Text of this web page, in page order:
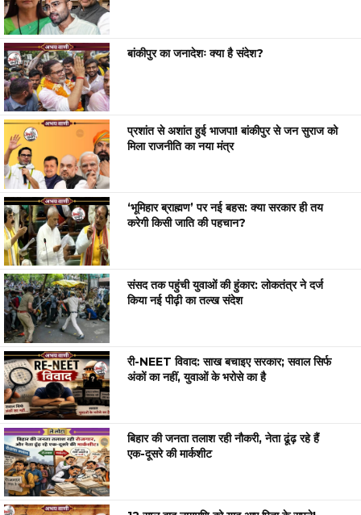
बांकीपुर का जनादेशः क्या है संदेश?
प्रशांत से अशांत हुई भाजपा! बांकीपुर से जन सुराज को
मिला राजनीति का नया मंत्र
‘भूमिहार ब्राह्मण’ पर नई बहस: क्या सरकार ही तय
करेगी किसी जाति की पहचान?
संसद तक पहुंची युवाओं की हुंकार: लोकतंत्र ने दर्ज
किया नई पीढ़ी का तल्ख संदेश
री-NEET विवाद: साख बचाइए सरकार; सवाल सिर्फ
अंकों का नहीं, युवाओं के भरोसे का है
बिहार की जनता तलाश रही नौकरी, नेता ढूंढ़ रहे हैं
एक-दूसरे की मार्कशीट